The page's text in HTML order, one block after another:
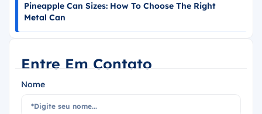
Pineapple Can Sizes: How To Choose The Right
Metal Can
Entre Em Contato
Nome